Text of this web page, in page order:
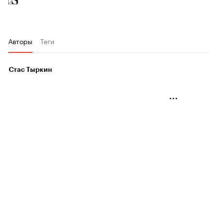
Авторы Теги
Стас Тыркин